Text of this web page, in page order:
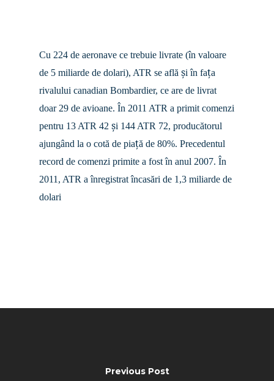
Cu 224 de aeronave ce trebuie livrate (în valoare
de 5 miliarde de dolari), ATR se află și în fața
rivalului canadian Bombardier, ce are de livrat
doar 29 de avioane. În 2011 ATR a primit comenzi
pentru 13 ATR 42 și 144 ATR 72, producătorul
ajungând la o cotă de piață de 80%. Precedentul
record de comenzi primite a fost în anul 2007. În
2011, ATR a înregistrat încasări de 1,3 miliarde de
dolari
Previous Post
Industry
Accidents / Incidents
Airshows
Dubai 2025
Paris 2025
Farnborough 2024
Paris 2023
Business Jets
Military
Trip Reports